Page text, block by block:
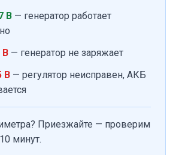
В — генератор работает
В — генератор не заряжает
В — регулятор неисправен, АКБ
Приезжайте — проверим
минут.